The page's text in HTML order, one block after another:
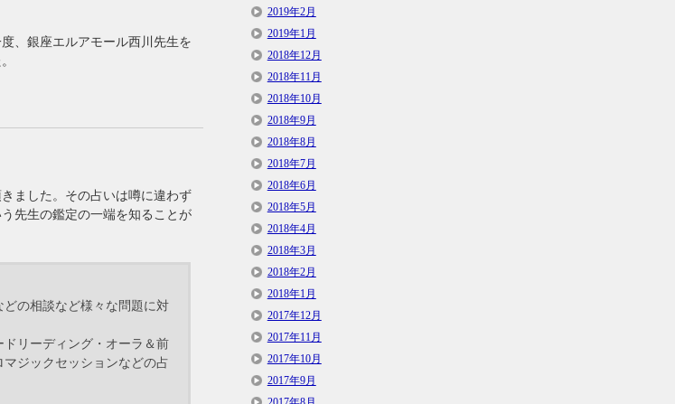
、銀座エルアモール西川先生を
ました。その占いは噂に違わず
先生の鑑定の一端を知ることが
の相談など様々な問題に対
リーディング・オーラ＆前
ジックセッションなどの占
2019年2月
2019年1月
2018年12月
2018年11月
2018年10月
2018年9月
2018年8月
2018年7月
2018年6月
2018年5月
2018年4月
2018年3月
2018年2月
2018年1月
2017年12月
2017年11月
2017年10月
2017年9月